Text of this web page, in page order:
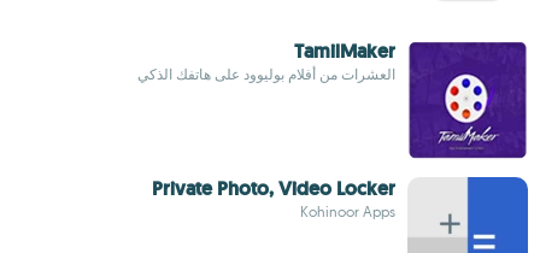
TamilMaker
العشرات من أفلام بوليوود على هاتفك الذكي
Private Photo, Video Locker
Kohinoor Apps